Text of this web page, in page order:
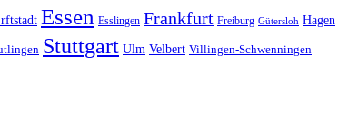
Essen Esslingen Frankfurt Freiburg Gütersloh Hagen
Stuttgart Ulm Velbert Villingen-Schwenningen